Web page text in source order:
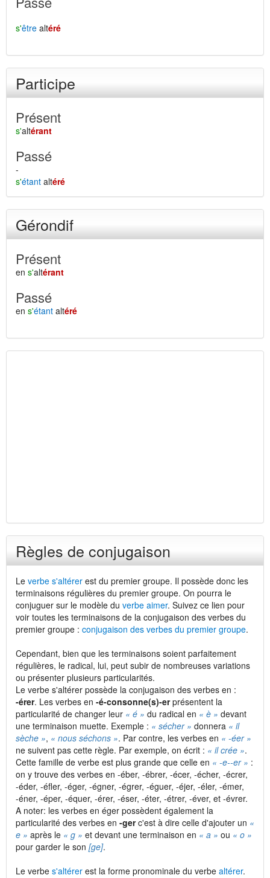
s'être altéré
Participe
Présent
s'altérant
Passé
-
s'étant altéré
Gérondif
Présent
en s'altérant
Passé
en s'étant altéré
Règles de conjugaison
Le verbe s'altérer est du premier groupe. Il possède donc les
terminaisons régulières du premier groupe. On pourra le
conjuguer sur le modèle du verbe aimer. Suivez ce lien pour
voir toutes les terminaisons de la conjugaison des verbes du
premier groupe : conjugaison des verbes du premier groupe.
Cependant, bien que les terminaisons soient parfaitement
régulières, le radical, lui, peut subir de nombreuses variations
ou présenter plusieurs particularités.
Le verbe s'altérer possède la conjugaison des verbes en :
-érer. Les verbes en -é-consonne(s)-erprésentent la
particularité de changer leur « é » du radical en « è » devant
une terminaison muette. Exemple : « sécher » donnera « il
sèche », « nous séchons ». Par contre, les verbes en « -éer »
ne suivent pas cette règle. Par exemple, on écrit : « il crée ».
Cette famille de verbe est plus grande que celle en « -e--er » :
on y trouve des verbes en -éber, -ébrer, -écer, -écher, -écrer,
-éder, -éfler, -éger, -égner, -égrer, -éguer, -éjer, -éler, -émer,
-éner, -éper, -équer, -érer, -éser, -éter, -étrer, -éver, et -évrer.
A noter: les verbes en éger possèdent également la
particularité des verbes en -gerc'est à dire celle d'ajouter un «
e » après le « g » et devant une terminaison en « a » ou « o »
pour garder le son [ge].
Le verbe s'altérer est la forme pronominale du verbe altérer.